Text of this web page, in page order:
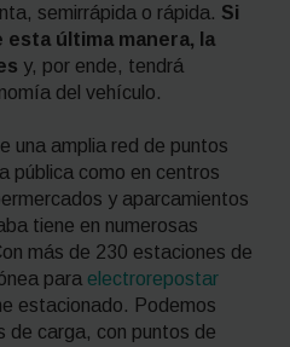
semirrápida o rápida. Si
esta última manera, la
y, por ende, tendrá
del vehículo.
una amplia red de puntos
pública como en centros
y aparcamientos
tiene en numerosas
más de 230 estaciones de
para electrorepostar
estacionado. Podemos
de carga, con puntos de